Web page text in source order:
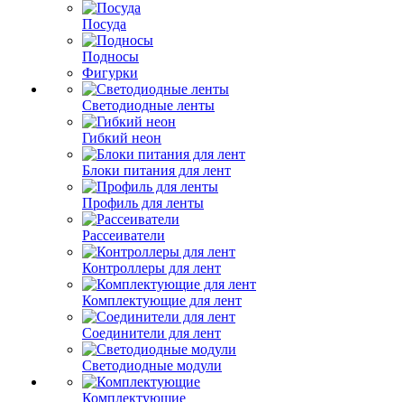
Посуда
Подносы
Фигурки
Светодиодные ленты
Гибкий неон
Блоки питания для лент
Профиль для ленты
Рассеиватели
Контроллеры для лент
Комплектующие для лент
Соединители для лент
Светодиодные модули
Комплектующие